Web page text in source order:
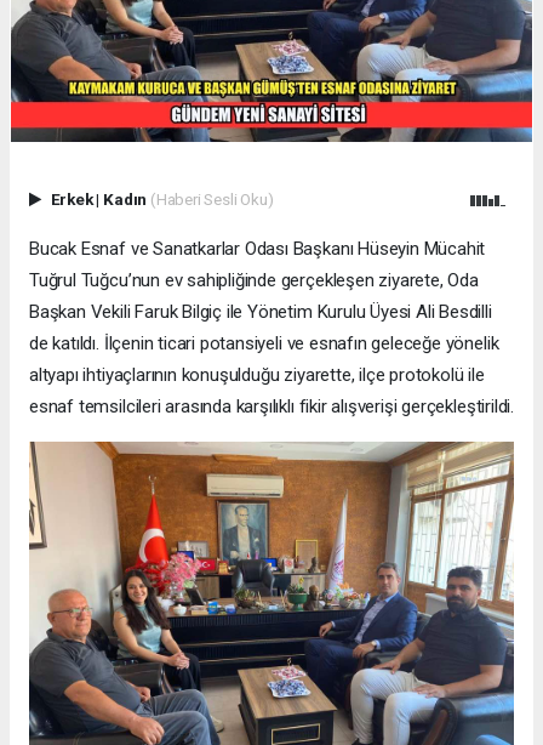
Erkek| Kadın (Haberi Sesli Oku)
Bucak Esnaf ve Sanatkarlar Odası Başkanı Hüseyin Mücahit
Tuğrul Tuğcu’nun ev sahipliğinde gerçekleşen ziyarete, Oda
Başkan Vekili Faruk Bilgiç ile Yönetim Kurulu Üyesi Ali Besdilli
de katıldı. İlçenin ticari potansiyeli ve esnafın geleceğe yönelik
altyapı ihtiyaçlarının konuşulduğu ziyarette, ilçe protokolü ile
esnaf temsilcileri arasında karşılıklı fikir alışverişi gerçekleştirildi.